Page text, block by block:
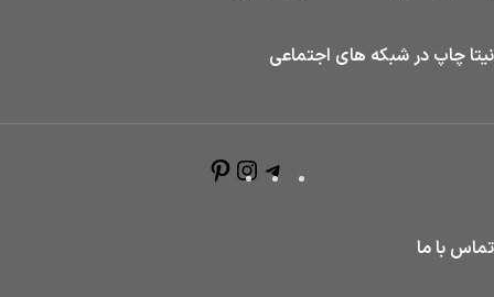
نیتا چاپ در شبکه های اجتماعی
تماس با ما